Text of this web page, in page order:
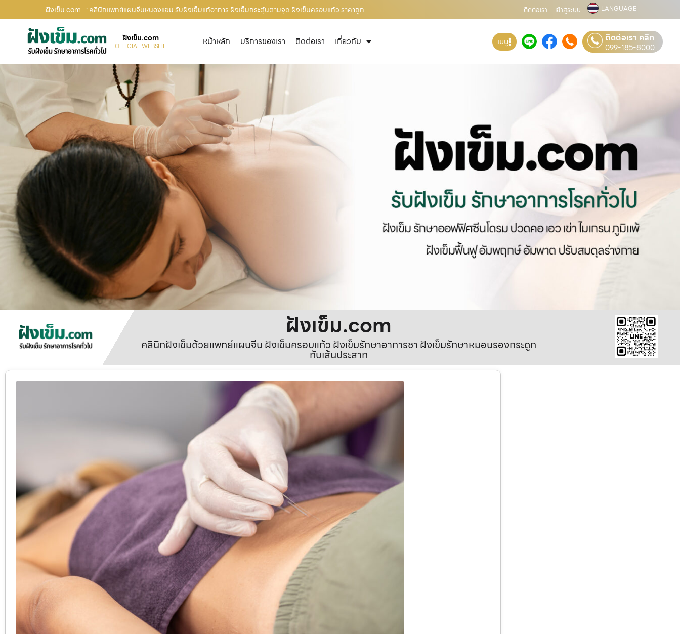
ฝังเข็ม.com : คลีนิกแพทย์แผนจีนหนองแขม รับฝังเข็มแก้อาการ ฝังเข็มกระตุ้นตามจุด ฝังเข็มครอบแก้ว ราคาถูก ติดต่อเรา เข้าสู่ระบบ LANGUAGE
ฝังเข็ม.com
OFFICIAL WEBSITE หน้าหลัก บริการของเรา ติดต่อเรา เกี่ยวกับ เมนู ติดต่อเรา คลิก
099-185-8000
ฝังเข็ม.com
คลินิกฝังเข็มด้วยแพทย์แผนจีน ฝังเข็มครอบแก้ว ฝังเข็มรักษาอาการชา ฝังเข็มรักษาหมอนรองกระดูก
ทับเส้นประสาท